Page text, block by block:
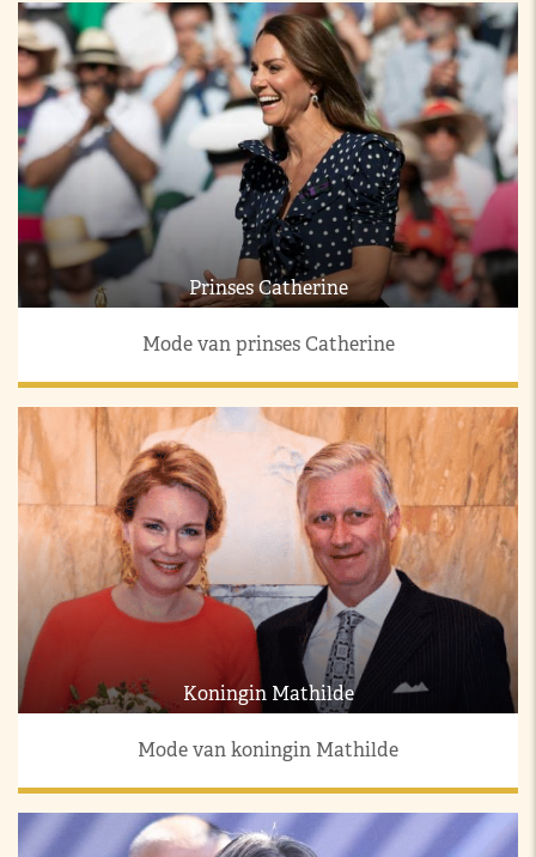
Prinses Catherine
Mode van prinses Catherine
Koningin Mathilde
Mode van koningin Mathilde